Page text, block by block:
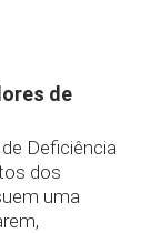
de
Deficiência
dos
uma